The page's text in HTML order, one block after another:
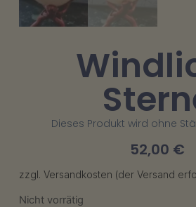
Dieses Produkt wird ohne
52,00 €
zzgl. Versandkosten (der Versand
Nicht vorrätig